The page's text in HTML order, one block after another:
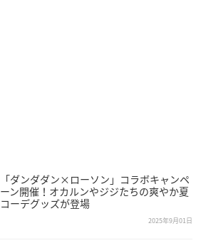
「ダンダダン×ローソン」コラボキャンペ
ーン開催！オカルンやジジたちの爽やか夏
コーデグッズが登場
2025年9月01日